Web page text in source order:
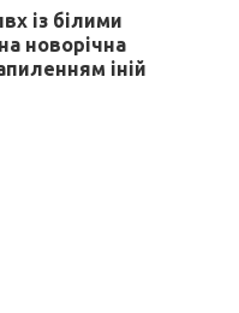
із білими
новорічна
іній